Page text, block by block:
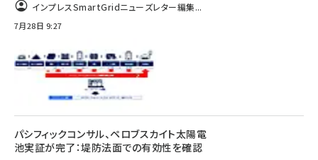
インプレスSmartGridニューズレター編集...
7月28日 9:27
パシフィックコンサル、ペロブスカイト太陽電
池実証が完了：堤防法面での有効性を確認